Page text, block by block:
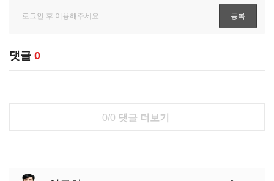
댓글 0
0/0 댓글 더보기